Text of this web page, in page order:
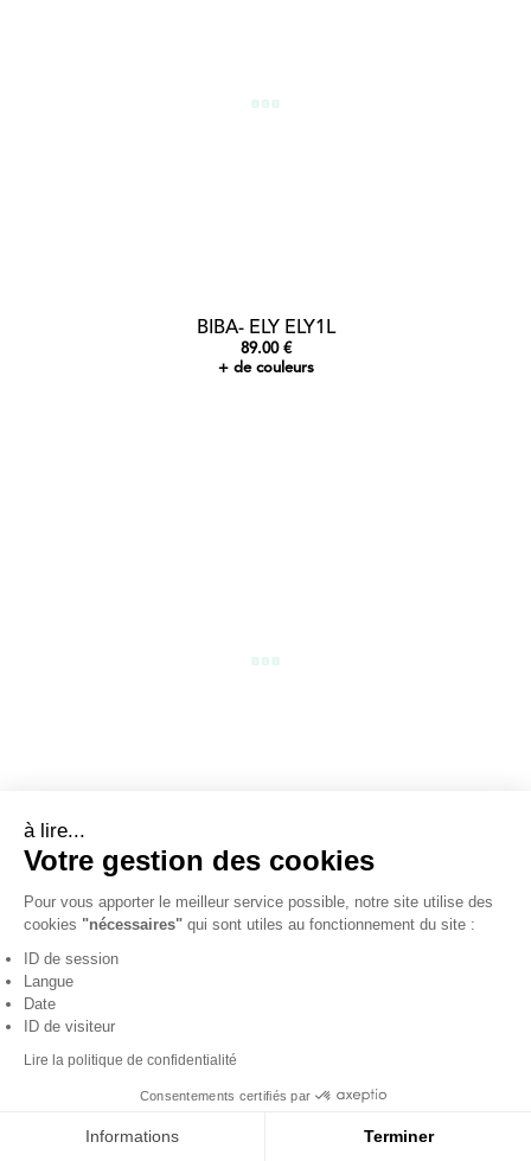
BIBA- ELY ELY1L
89.00 €
+ de couleurs
99.00 €
+ de couleurs
à lire...
Votre gestion des cookies
Pour vous apporter le meilleur service possible, notre site utilise des
cookies "nécessaires" qui sont utiles au fonctionnement du site :
ID de session
Langue
Date
ID de visiteur
Lire la politique de confidentialité
Consentements certifiés par
Informations Terminer